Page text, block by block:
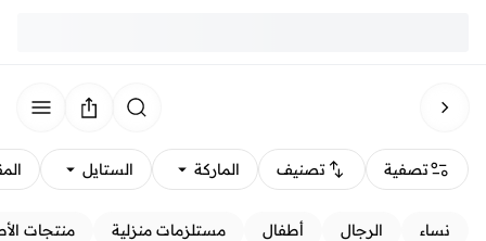
تصفية تصنيف الماركة الستايل
نساء الرجال أطفال مستلزمات منزلية منتجات